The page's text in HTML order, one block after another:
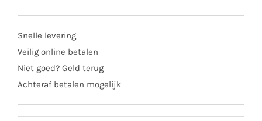
Snelle levering
Veilig online betalen
Niet goed? Geld terug
Achteraf betalen mogelijk